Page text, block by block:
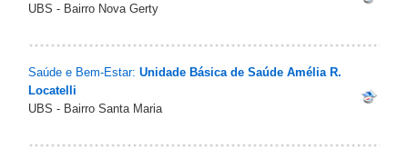
UBS - Bairro Nova Gerty
Saúde e Bem-Estar: Unidade Básica de Saúde Amélia R.
Locatelli
UBS - Bairro Santa Maria